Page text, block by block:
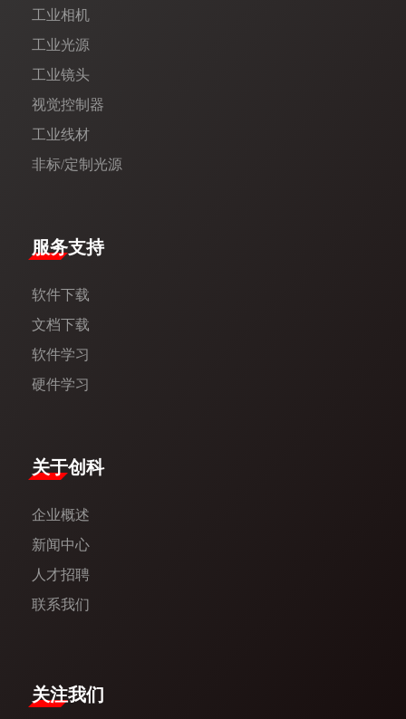
工业相机
工业光源
工业镜头
视觉控制器
工业线材
非标/定制光源
服务支持
软件下载
文档下载
软件学习
硬件学习
​关于创科​
企业概述
新闻中心​
人才招聘
联系我们
关注我们